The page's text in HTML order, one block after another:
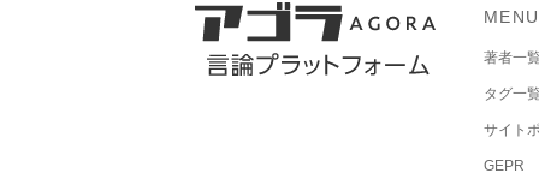
MENU
著者一
タグ一
サイト
GEPR